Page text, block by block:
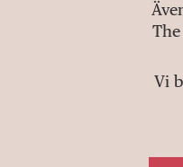
Vi